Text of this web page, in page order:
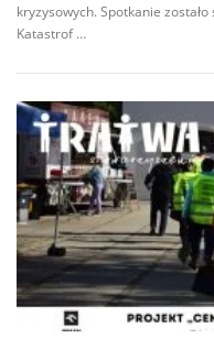
kryzysowych. Spotkanie
Katastrof …